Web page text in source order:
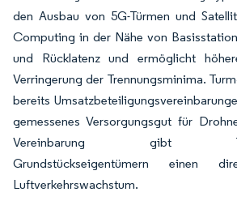
den Ausbau von 5G-Türmen und
Computing in der Nähe von
und Rücklatenz und ermöglicht
Verringerung der Trennungsminima.
bereits
gemessenes Versorgungsgut für
Vereinbarung gibt
Grundstückseigentümern einen
Luftverkehrswachstum.